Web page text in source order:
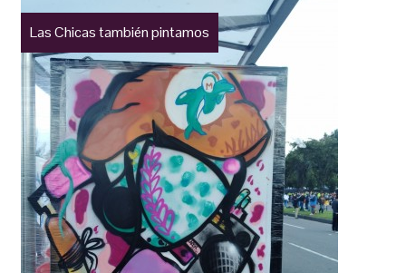
Las Chicas también pintamos